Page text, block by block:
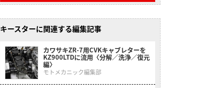
キースターに関連する編集記事
カワサキZR-7用CVKキャブレターを
KZ900LTDに流用〈分解／洗浄／復元
編〉
モトメカニック編集部